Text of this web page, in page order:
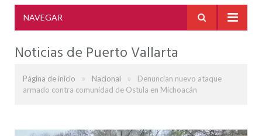
NAVEGAR
Noticias de Puerto Vallarta
Página de inicio » Nacional »
Denuncian nuevo ataque
armado contra comunidad de Ostula en Michoacán